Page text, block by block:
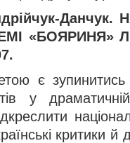
«БОЯРИНЯ»
є
у
критики й